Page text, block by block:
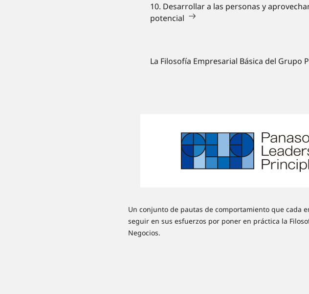
10. Desarrollar a las personas y
potencial
La Filosofía Empresarial Básica del Grupo
Un conjunto de pautas de comportamiento que cada
seguir en sus esfuerzos por poner en práctica la
Negocios.